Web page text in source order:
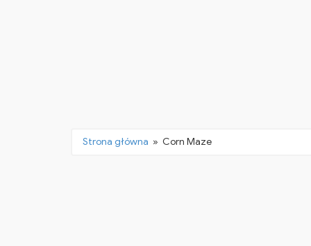
Strona główna » Corn Maze